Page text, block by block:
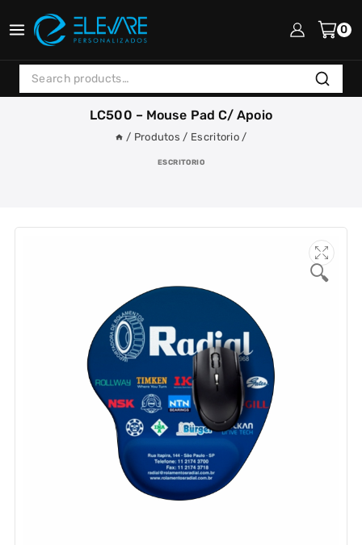
to
0
Search
for:
Search
LC500 – Mouse Pad C/ Apoio
/ Produtos / Escritorio /
ESCRITORIO
🔍